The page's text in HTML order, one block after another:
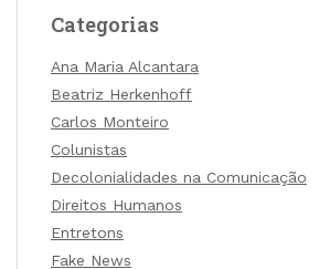
Categorias
Ana Maria Alcantara
Beatriz Herkenhoff
Carlos Monteiro
Colunistas
Decolonialidades na Comunicação
Direitos Humanos
Entretons
Fake News